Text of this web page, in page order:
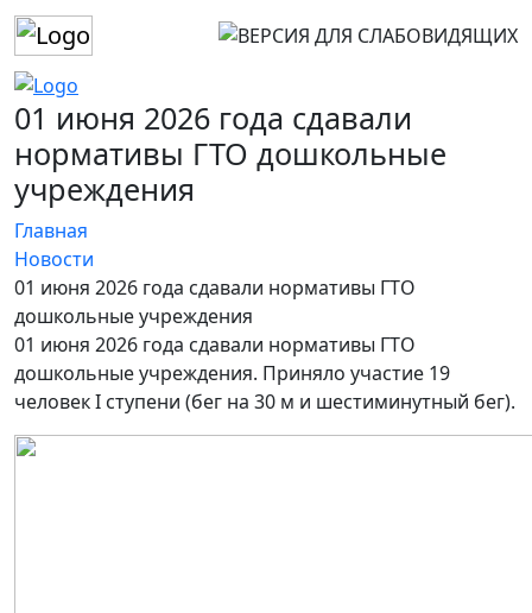
01 июня 2026 года сдавали
нормативы ГТО дошкольные
учреждения
Главная
Новости
01 июня 2026 года сдавали нормативы ГТО
дошкольные учреждения
01 июня 2026 года сдавали нормативы ГТО
дошкольные учреждения. Приняло участие 19
человек I ступени (бег на 30 м и шестиминутный бег).